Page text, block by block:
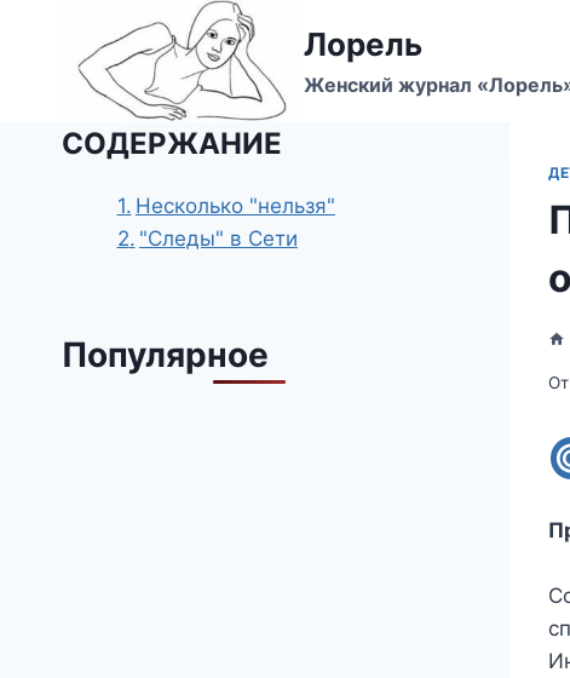
содержимому
Лорель
Женский журнал
От
СОДЕРЖАНИЕ
Несколько "нельзя"
"Следы" в Сети
Популярное